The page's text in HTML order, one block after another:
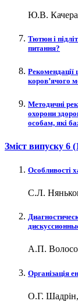
Ю.В.
Тютюн і
питання?
Рекомендації
коров’ячого
Методичні
охорони
особам, які
Зміст випуску 6
Особливості
С.Л.
А.П.
Організація
О.Г.